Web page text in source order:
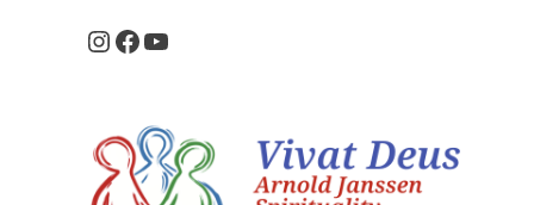
Instagram
Facebook
Youtube